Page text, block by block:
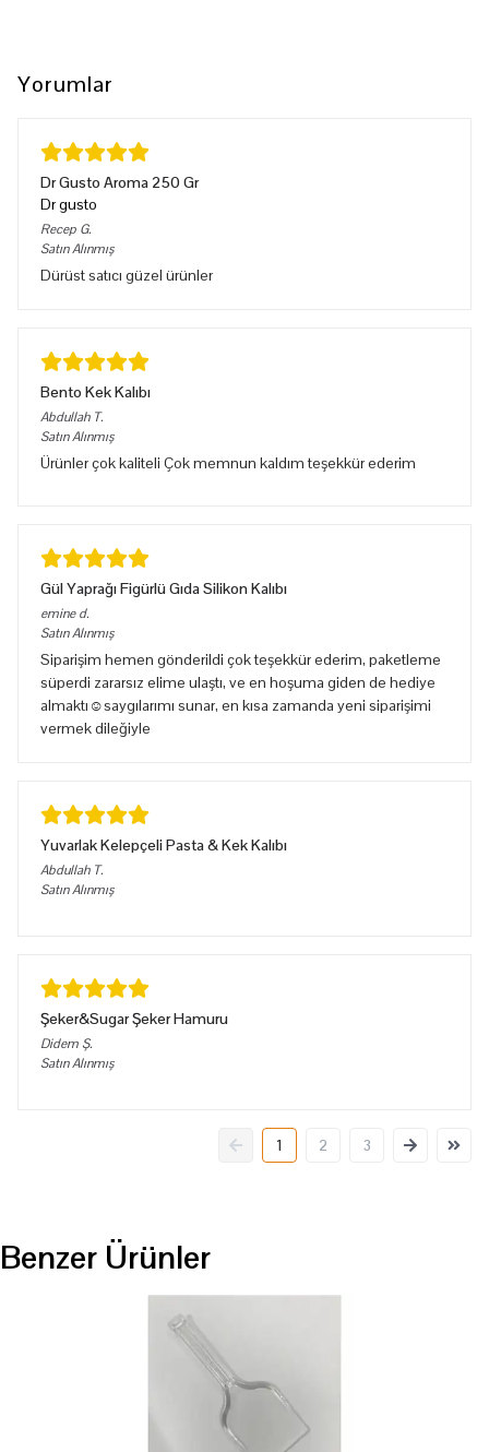
Yorumlar
Dr Gusto Aroma 250 Gr
Dr gusto
Recep G.
Satın Alınmış
Dürüst satıcı güzel ürünler
Bento Kek Kalıbı
Abdullah T.
Satın Alınmış
Ürünler çok kaliteli Çok memnun kaldım teşekkür ederim
Gül Yaprağı Figürlü Gıda Silikon Kalıbı
emine d.
Satın Alınmış
Siparişim hemen gönderildi çok teşekkür ederim, paketleme
süperdi zararsız elime ulaştı, ve en hoşuma giden de hediye
almaktı☺️saygılarımı sunar, en kısa zamanda yeni siparişimi
vermek dileğiyle
Yuvarlak Kelepçeli Pasta & Kek Kalıbı
Abdullah T.
Satın Alınmış
Şeker&Sugar Şeker Hamuru
Didem Ş.
Satın Alınmış
1 2 3
Benzer Ürünler